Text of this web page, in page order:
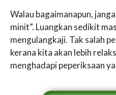
Walau bagaimanapun,
minit”. Luangkan sedikit
mengulangkaji. Tak salah
kerana kita akan lebih
menghadapi peperiksaan